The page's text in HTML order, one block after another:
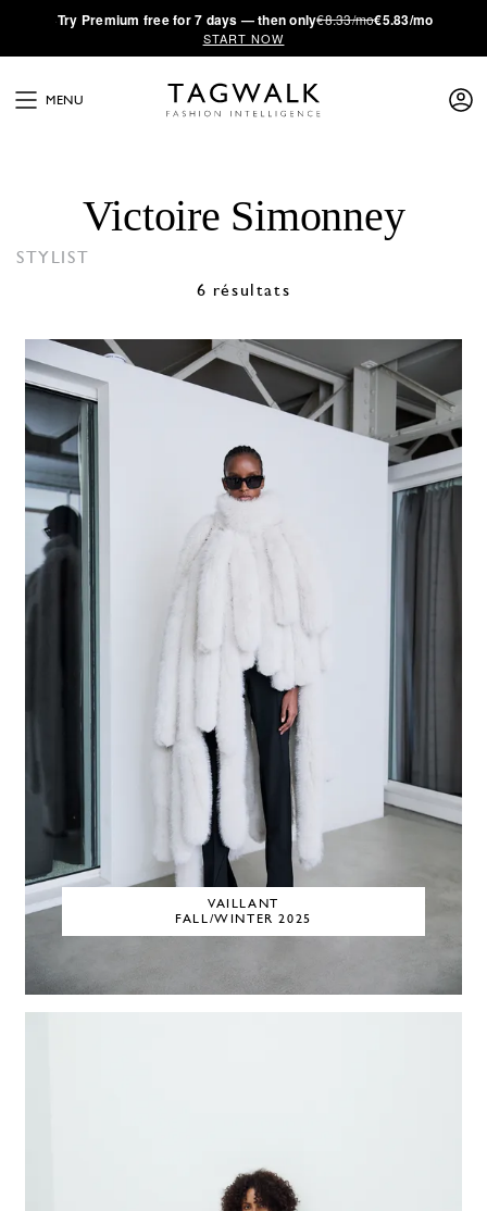
·Try Premium free for 7 days — then only€8.33/mo€5.83/mo
START NOW
MENU
Victoire Simonney
STYLIST
6 résultats
VAILLANT
FALL/WINTER 2025